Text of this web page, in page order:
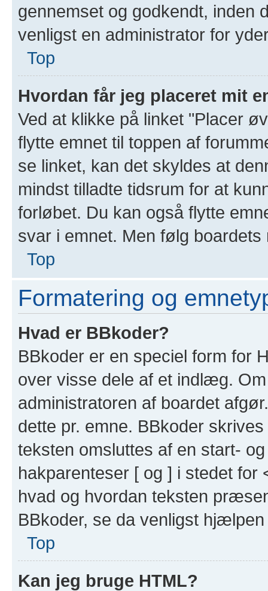
gennemset og godkendt, inden
venligst en administrator for
Top
Hvordan får jeg placeret mit
Ved at klikke på linket "Placer
flytte emnet til toppen af
se linket, kan det skyldes at
mindst tilladte tidsrum for at
forløbet. Du kan også flytte
svar i emnet. Men følg
Top
Formatering og
Hvad er BBkoder?
BBkoder er en speciel form for
over visse dele af et indlæg.
administratoren af boardet
dette pr. emne. BBkoder
teksten omsluttes af en start-
hakparenteser [ og ] i stedet
hvad og hvordan teksten
BBkoder, se da venligst
Top
Kan jeg bruge HTML?